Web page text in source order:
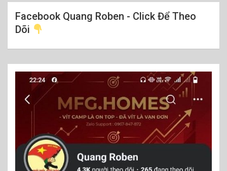
Facebook Quang Roben - Click Để Theo
Dõi